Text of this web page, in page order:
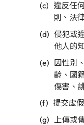
違反任
則、法
侵犯或
他人的
因性別
齡、國
傷害、
提交虛
上傳或